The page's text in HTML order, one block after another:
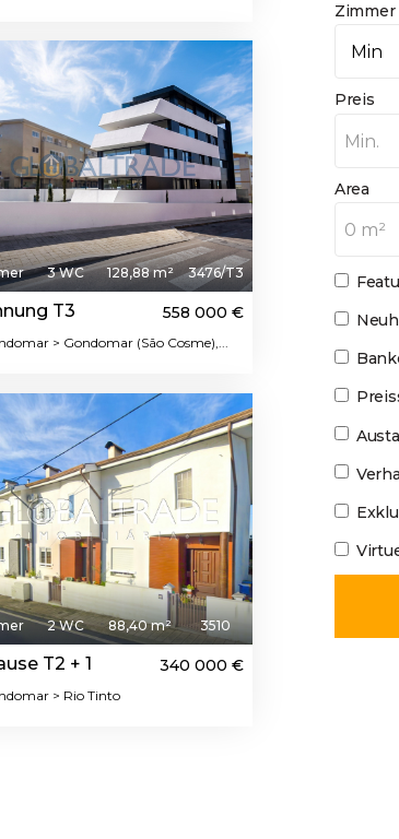
3 WC 128,88 m² 3476/T3
T3 558 000 €
> Gondomar (São Cosme),...
Featured
2 WC 88,40 m² 3510
T2 + 1 340 000 €
> Rio Tinto
Zimmer
Preis
Min.
Area
0 m²